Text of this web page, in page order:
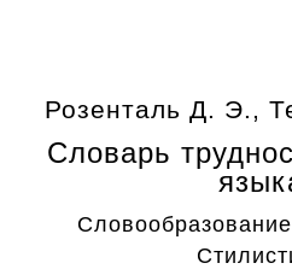
Розенталь Д. Э.,
Словарь